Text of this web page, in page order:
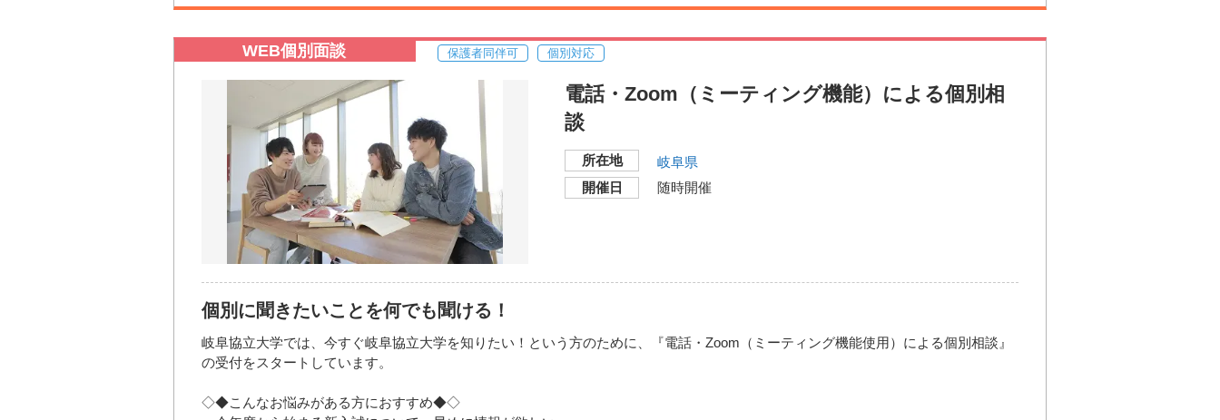
WEB個別面談 保護者同伴可 個別対応
電話・Zoom（ミーティング機能）による個別相
談
所在地
岐阜県
開催日
随時開催
個別に聞きたいことを何でも聞ける！
岐阜協立大学では、今すぐ岐阜協立大学を知りたい！という方のために、『電話・Zoom（ミーティング機能使用）による個別相談』
の受付をスタートしています。
◇◆こんなお悩みがある方におすすめ◆◇